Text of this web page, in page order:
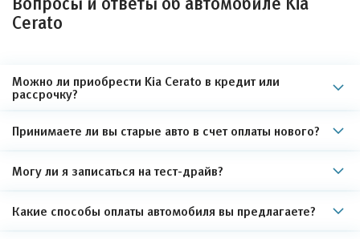
Cerato
Можно ли приобрести Kia Cerato в кредит или
рассрочку?
Принимаете ли вы старые авто в счет оплаты нового?
Могу ли я записаться на тест-драйв?
Какие способы оплаты автомобиля вы предлагаете?